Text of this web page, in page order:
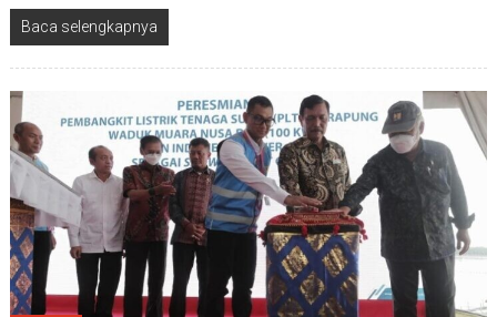
Baca selengkapnya